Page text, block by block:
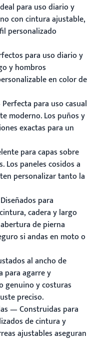
para uso diario y
con cintura ajustable,
personalizado
para uso diario y
y hombros
en color de
para uso casual
moderno. Los puños y
exactas para un
para capas sobre
Los paneles cosidos a
personalizar tanto la
para
cadera y largo
de pierna
si andas en moto o
al ancho de
para agarre y
genuino y costuras
preciso.
— Construidas para
de cintura y
ajustables aseguran